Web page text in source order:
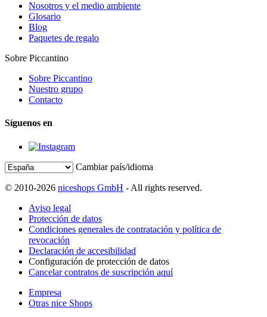
Nosotros y el medio ambiente
Glosario
Blog
Paquetes de regalo
Sobre Piccantino
Sobre Piccantino
Nuestro grupo
Contacto
Síguenos en
Cambiar país/idioma
© 2010-2026 niceshops GmbH - All rights reserved.
Aviso legal
Protección de datos
Condiciones generales de contratación y política de
revocación
Declaración de accesibilidad
Configuración de protección de datos
Cancelar contratos de suscripción aquí
Empresa
Otras nice Shops